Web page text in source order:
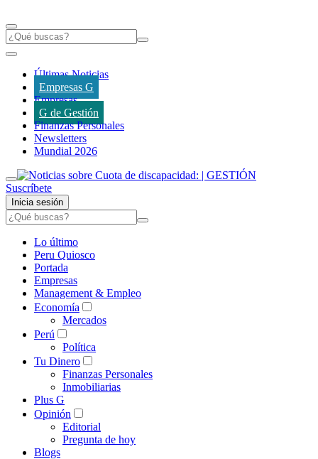
Últimas Noticias
Empresas G
Empresas
G de Gestión
Finanzas Personales
Newsletters
Mundial 2026
Suscríbete
Inicia sesión
Lo último
Peru Quiosco
Portada
Empresas
Management & Empleo
Economía
Mercados
Perú
Política
Tu Dinero
Finanzas Personales
Inmobiliarias
Plus G
Opinión
Editorial
Pregunta de hoy
Blogs